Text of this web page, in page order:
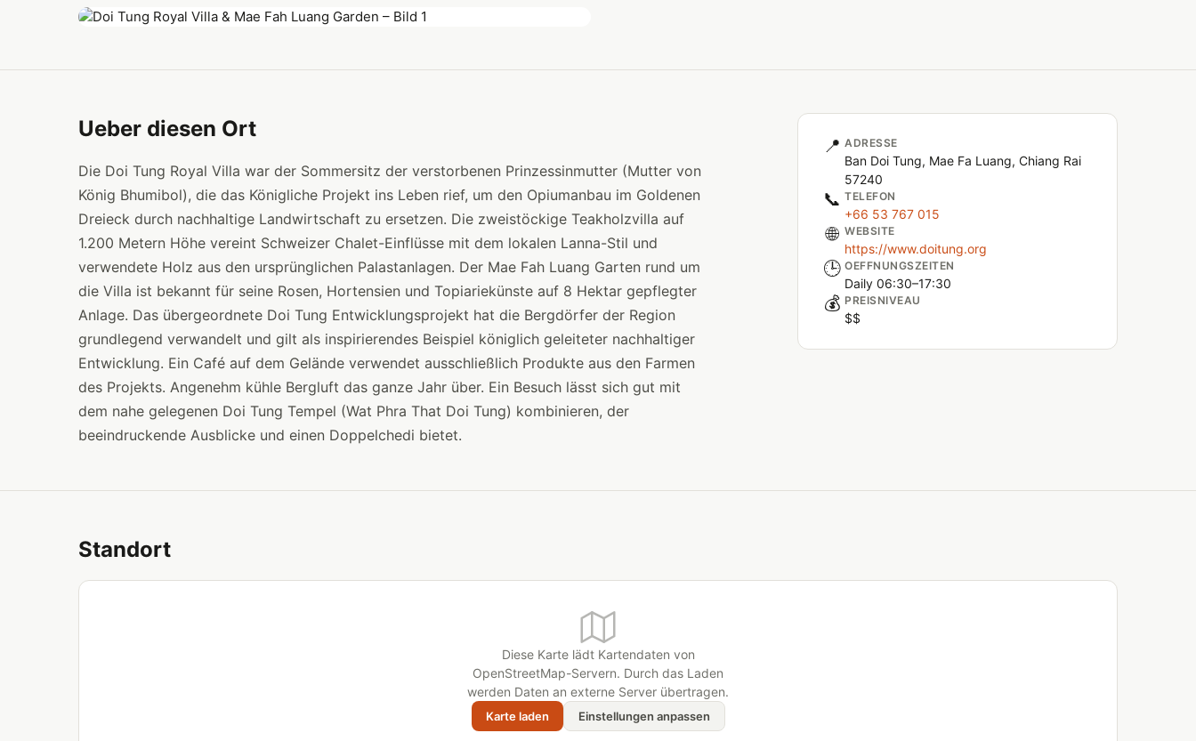
Ueber diesen Ort
Die Doi Tung Royal Villa war der Sommersitz der verstorbenen Prinzessinmutter (Mutter von
König Bhumibol), die das Königliche Projekt ins Leben rief, um den Opiumanbau im Goldenen
Dreieck durch nachhaltige Landwirtschaft zu ersetzen. Die zweistöckige Teakholzvilla auf
1.200 Metern Höhe vereint Schweizer Chalet-Einflüsse mit dem lokalen Lanna-Stil und
verwendete Holz aus den ursprünglichen Palastanlagen. Der Mae Fah Luang Garten rund um
die Villa ist bekannt für seine Rosen, Hortensien und Topiariekünste auf 8 Hektar gepflegter
Anlage. Das übergeordnete Doi Tung Entwicklungsprojekt hat die Bergdörfer der Region
grundlegend verwandelt und gilt als inspirierendes Beispiel königlich geleiteter nachhaltiger
Entwicklung. Ein Café auf dem Gelände verwendet ausschließlich Produkte aus den Farmen
des Projekts. Angenehm kühle Bergluft das ganze Jahr über. Ein Besuch lässt sich gut mit
dem nahe gelegenen Doi Tung Tempel (Wat Phra That Doi Tung) kombinieren, der
beeindruckende Ausblicke und einen Doppelchedi bietet.
📍 ADRESSE
Ban Doi Tung, Mae Fa Luang, Chiang Rai
57240
📞 TELEFON
+66 53 767 015
🌐 WEBSITE
https://www.doitung.org
🕒 OEFFNUNGSZEITEN
Daily 06:30–17:30
💰 PREISNIVEAU
$$
Standort
Diese Karte lädt Kartendaten von
OpenStreetMap-Servern. Durch das Laden
werden Daten an externe Server übertragen.
Karte laden Einstellungen anpassen